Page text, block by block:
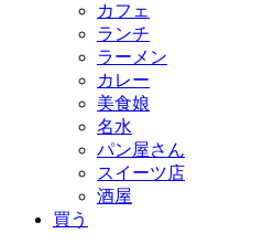
カフェ
ランチ
ラーメン
カレー
美食娘
名水
パン屋さん
スイーツ店
酒屋
買う